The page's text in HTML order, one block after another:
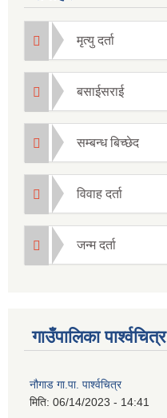
मृत्यु दर्ता
बसाईसराई
सम्बन्ध बिच्छेद
विवाह दर्ता
जन्म दर्ता
गाउँपालिका पार्श्वचित्र
नौगाड गा.पा. पार्श्वचित्र
मिति: 06/14/2023 - 14:41